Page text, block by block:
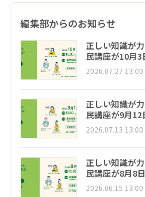
編集部からのお知らせ
正しい知識が
民講座が10月
2026.07.27 13:00
正しい知識が
民講座が9月
2026.07.13 13:00
正しい知識が
民講座が8月8
2026.06.15 13:00